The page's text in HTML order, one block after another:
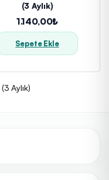
(3 Aylık)
1.140,00₺
Sepete Ekle
Aylık)